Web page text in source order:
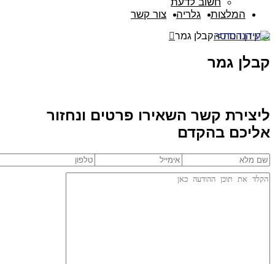
המלצות
גלריה צור קשר
עידן הנדסה>קבלן גמר
קבלן גמר
ליצירת קשר השאירו פרטים ונחזור
אליכם בהקדם